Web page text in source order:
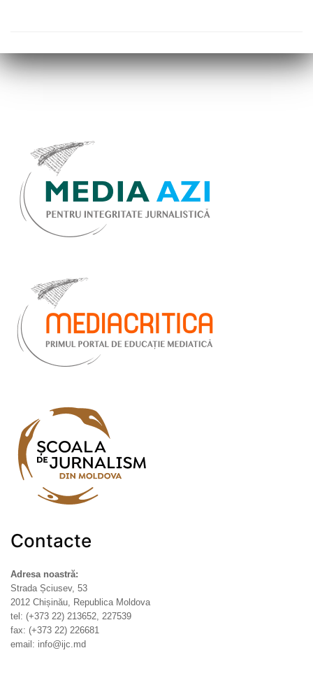
Contacte
Adresa noastră:
Strada Șciusev, 53
2012 Chișinău, Republica Moldova
tel: (+373 22) 213652, 227539
fax: (+373 22) 226681
email: info@ijc.md